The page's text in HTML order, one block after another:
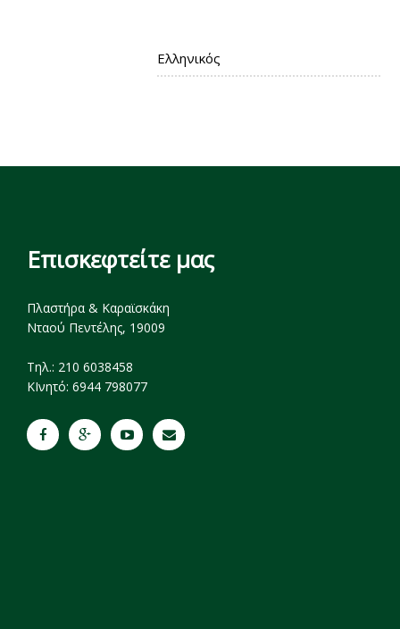
Ελληνικός
Επισκεφτείτε μας
Πλαστήρα & Καραϊσκάκη
Νταού Πεντέλης, 19009
Tηλ.: 210 6038458
ΚΙνητό: 6944 798077